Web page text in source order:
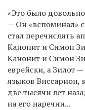
«Это было
— Он «вспоминал»
стал перечислять
Канонит и Симон
Канонит и Симон
еврейски, а Зилот
языков Виссарион,
две тысячи лет
на его наречии...